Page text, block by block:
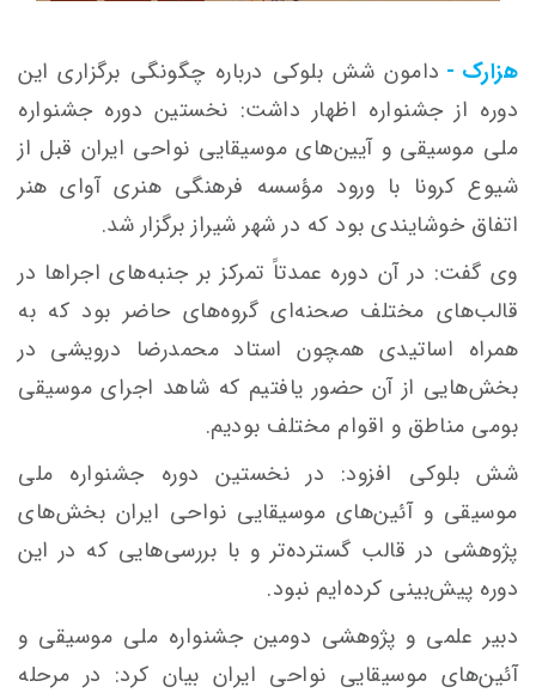
هزارک - دامون شش بلوکی درباره چگونگی برگزاری این
دوره از جشنواره اظهار داشت: نخستین دوره جشنواره
ملی موسیقی و آیین‌های موسیقایی نواحی ایران قبل از
شیوع کرونا با ورود مؤسسه فرهنگی هنری آوای هنر
اتفاق خوشایندی بود که در شهر شیراز برگزار شد.
وی گفت: در آن دوره عمدتاً تمرکز بر جنبه‌های اجراها در
قالب‌های مختلف صحنه‌ای گروه‌های حاضر بود که به
همراه اساتیدی همچون استاد محمدرضا درویشی در
بخش‌هایی از آن حضور یافتیم که شاهد اجرای موسیقی
بومی مناطق و اقوام مختلف بودیم.
شش بلوکی افزود: در نخستین دوره جشنواره ملی
موسیقی و آئین‌های موسیقایی نواحی ایران بخش‌های
پژوهشی در قالب گسترده‌تر و با بررسی‌هایی که در این
دوره پیش‌بینی کرده‌ایم نبود.
دبیر علمی و پژوهشی دومین جشنواره ملی موسیقی و
آئین‌های موسیقایی نواحی ایران بیان کرد: در مرحله